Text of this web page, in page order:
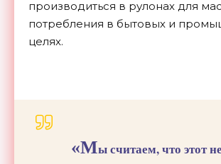
производиться в рулонах для
потребления в бытовых и
целях.
«Мы считаем, что этот